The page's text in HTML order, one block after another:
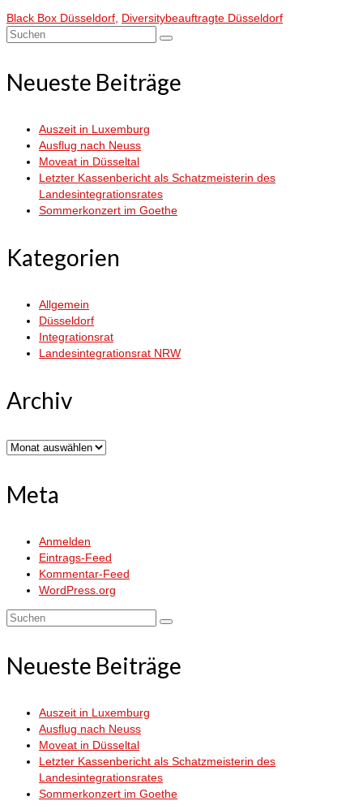
Black Box Düsseldorf Diversitybeauftragte Düsseldorf
Suchen
Neueste Beiträge
Auszeit in Luxemburg
Ausflug nach Neuss
Moveat in Düsseltal
Letzter Kassenbericht als Schatzmeisterin des
Landesintegrationsrates
Sommerkonzert im Goethe
Kategorien
Allgemein
Düsseldorf
Integrationsrat
Landesintegrationsrat NRW
Archiv
Archiv
Meta
Anmelden
Eintrags-Feed
Kommentar-Feed
WordPress.org
Suchen
Neueste Beiträge
Auszeit in Luxemburg
Ausflug nach Neuss
Moveat in Düsseltal
Letzter Kassenbericht als Schatzmeisterin des
Landesintegrationsrates
Sommerkonzert im Goethe